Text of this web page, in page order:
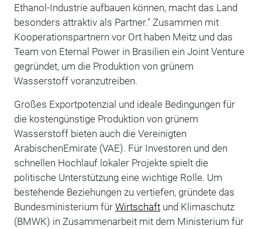
Ethanol-Industrie aufbauen können, macht das Land
besonders attraktiv als Partner." Zusammen mit
Kooperationspartnern vor Ort haben Meitz und das
Team von Eternal Power in Brasilien ein Joint Venture
gegründet, um die Produktion von grünem
Wasserstoff voranzutreiben.
Großes Exportpotenzial und ideale Bedingungen für
die kostengünstige Produktion von grünem
Wasserstoff bieten auch die Vereinigten
ArabischenEmirate (VAE). Für Investoren und den
schnellen Hochlauf lokaler Projekte spielt die
politische Unterstützung eine wichtige Rolle. Um
bestehende Beziehungen zu vertiefen, gründete das
Bundesministerium für Wirtschaftund Klimaschutz
(BMWK) in Zusammenarbeit mit dem Ministerium für